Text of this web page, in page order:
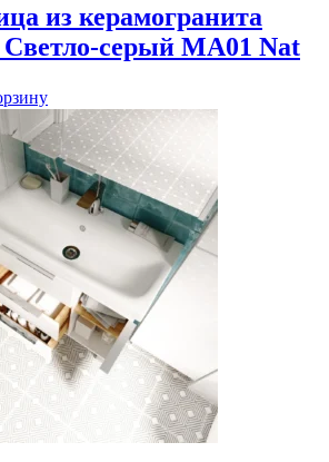
из керамогранита
серый МА01 Nat